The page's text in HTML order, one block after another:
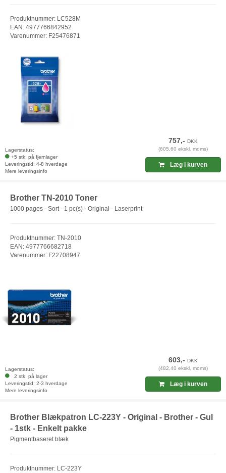
Produktnummer: LC528M
EAN: 4977766842952
Varenummer: F25476871
Lagerstatus:
+5 stk. på fjernlager
Leveringstid: 4-8 hverdage
Mere leveringsinfo
757,-DKK
(605,60 ekskl. moms)
Læg i kurven
Brother TN-2010 Toner
1000 pages - Sort - 1 pc(s) - Original - Laserprint
Produktnummer: TN-2010
EAN: 4977766682718
Varenummer: F22708947
Lagerstatus:
2 stk. på lager
Leveringstid: 2-3 hverdage
Mere leveringsinfo
603,-DKK
(482,40 ekskl. moms)
Læg i kurven
Brother Blækpatron LC-223Y - Original - Brother - Gul
- 1stk - Enkelt pakke
Pigmentbaseret blæk
Produktnummer: LC-223Y